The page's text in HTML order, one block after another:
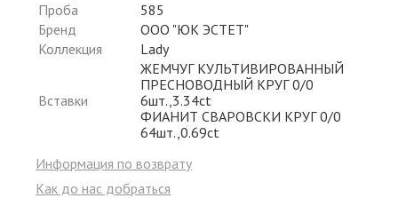
Проба
585
Бренд
ООО "ЮК ЭСТЕТ"
Коллекция
Lady
Вставки
ЖЕМЧУГ КУЛЬТИВИРОВАННЫЙ
ПРЕСНОВОДНЫЙ КРУГ 0/0
6шт.,3.34ct
ФИАНИТ СВАРОВСКИ КРУГ 0/0
64шт.,0.69ct
Информация по возврату
Как до нас добраться